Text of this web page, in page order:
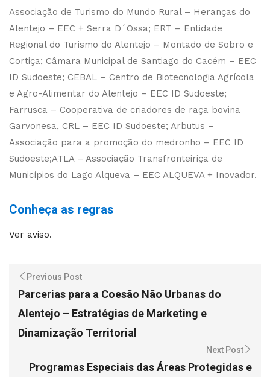
Associação de Turismo do Mundo Rural – Heranças do
Alentejo – EEC + Serra D´Ossa; ERT – Entidade
Regional do Turismo do Alentejo – Montado de Sobro e
Cortiça; Câmara Municipal de Santiago do Cacém – EEC
ID Sudoeste; CEBAL – Centro de Biotecnologia Agrícola
e Agro-Alimentar do Alentejo – EEC ID Sudoeste;
Farrusca – Cooperativa de criadores de raça bovina
Garvonesa, CRL – EEC ID Sudoeste; Arbutus –
Associação para a promoção do medronho – EEC ID
Sudoeste;ATLA – Associação Transfronteiriça de
Municípios do Lago Alqueva – EEC ALQUEVA + Inovador.
Conheça as regras
Ver aviso.
Previous Post
Parcerias para a Coesão Não Urbanas do
Alentejo – Estratégias de Marketing e
Dinamização Territorial
Next Post
Programas Especiais das Áreas Protegidas e